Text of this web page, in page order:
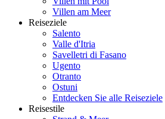
Villen am Meer
Reiseziele
Salento
Valle d'Itria
Savelletri di Fasano
Ugento
Otranto
Ostuni
Entdecken Sie alle Reiseziele
Reisestile